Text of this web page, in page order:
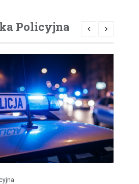
Policyjna